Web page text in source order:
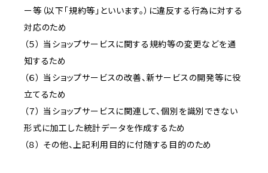
ー等（以下「規約等」といいます。）に違反する行為に対する
対応のため
（５） 当ショップサービスに関する規約等の変更などを通
知するため
（６） 当ショップサービスの改善、新サービスの開発等に役
立てるため
（７） 当ショップサービスに関連して、個別を識別できない
形式に加工した統計データを作成するため
（８） その他、上記利用目的に付随する目的のため